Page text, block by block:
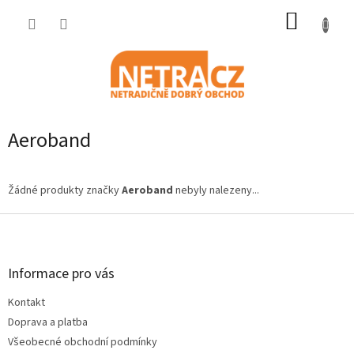
Aeroband
Žádné produkty značkyAeroband nebyly nalezeny...
Z
Informace pro vás
Kontakt
Doprava a platba
Všeobecné obchodní podmínky